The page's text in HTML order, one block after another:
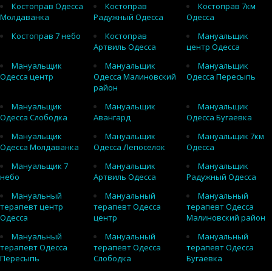
Костоправ Одесса
Молдаванка
Костоправ
Радужный Одесса
Костоправ 7км
Одесса
Костоправ 7 небо
Костоправ
Артвиль Одесса
Мануальщик
центр Одесса
Мануальщик
Одесса центр
Мануальщик
Одесса Малиновский
район
Мануальщик
Одесса Пересыпь
Мануальщик
Одесса Слободка
Мануальщик
Авангард
Мануальщик
Одесса Бугаевка
Мануальщик
Одесса Молдаванка
Мануальщик
Одесса Лепоселок
Мануальщик 7км
Одесса
Мануальщик 7
небо
Мануальщик
Артвиль Одесса
Мануальщик
Радужный Одесса
Мануальный
терапевт центр
Одесса
Мануальный
терапевт Одесса
центр
Мануальный
терапевт Одесса
Малиновский район
Мануальный
терапевт Одесса
Пересыпь
Мануальный
терапевт Одесса
Слободка
Мануальный
терапевт Одесса
Бугаевка